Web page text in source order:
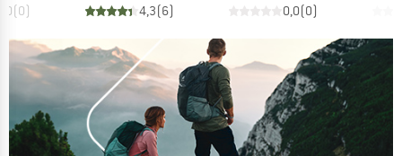
(0) 4,3(6)
0,0(0)